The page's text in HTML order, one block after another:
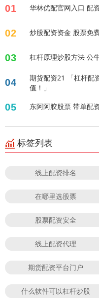
01 华林优配官网入口 配
02 炒股配资资金 股票免
03 杠杆原理炒股方法 公
04
期货配资21 「杠杆配
值！」
05 东阿阿胶股票 带单配
标签列表
线上配资排名
在哪里选股票
股票配资安全
线上配资代理
期货配资平台门户
什么软件可以杠杆炒股